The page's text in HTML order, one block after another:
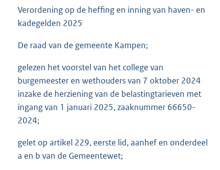
Verordening op de heffing en inning van haven- en
kadegelden 2025
De raad van de gemeente Kampen;
gelezen het voorstel van het college van
burgemeester en wethouders van 7 oktober 2024
inzake de herziening van de belastingtarieven met
ingang van 1 januari 2025, zaaknummer 66650-
2024;
gelet op artikel 229, eerste lid, aanhef en onderdeel
a en b van de Gemeentewet;